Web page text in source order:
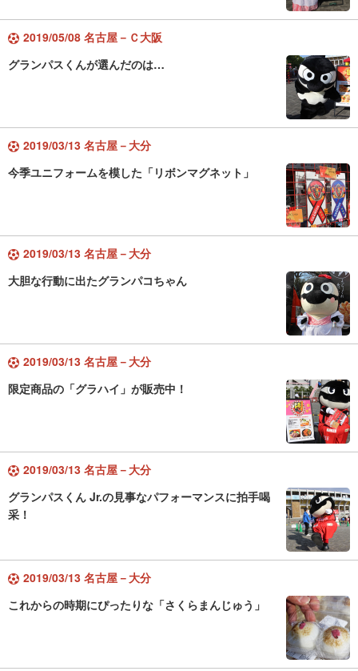
2019/05/08 名古屋－Ｃ大阪
グランパスくんが選んだのは…
2019/03/13 名古屋－大分
今季ユニフォームを模した「リボンマグネット」
2019/03/13 名古屋－大分
大胆な行動に出たグランパコちゃん
2019/03/13 名古屋－大分
限定商品の「グラハイ」が販売中！
2019/03/13 名古屋－大分
グランパスくん Jr.の見事なパフォーマンスに拍手喝
采！
2019/03/13 名古屋－大分
これからの時期にぴったりな「さくらまんじゅう」